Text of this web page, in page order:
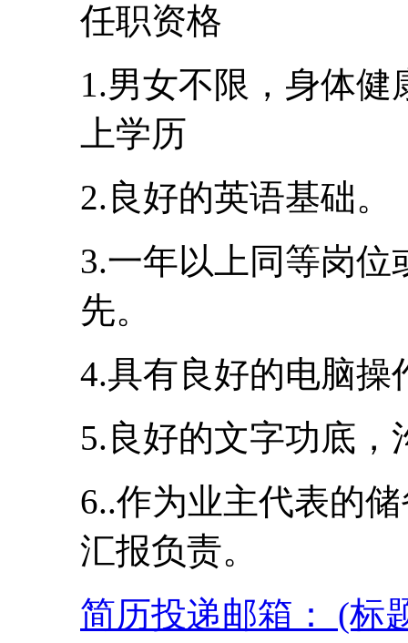
任职资格
1.男女不限，身体
上学历
2.良好的英语基础。
3.一年以上同等岗
先。
4.具有良好的电脑操
5.良好的文字功底
6..作为业主代表的
汇报负责。
简历投递邮箱： (标